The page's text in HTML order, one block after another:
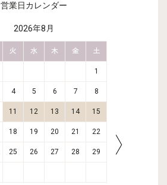
営業日カレンダー
2026年8月
火 水 木 金 土
1
4 5 6 7 8
11 12 13 14 15
18 19 20 21 22
25 26 27 28 29